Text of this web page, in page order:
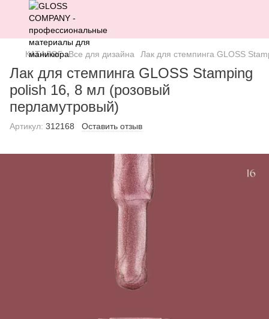
КАТАЛОГ Все для дизайна Лак для стемпинга GLOSS
Лак для стемпинга GLOSS Stamping
polish 16, 8 мл (розовый
перламутровый)
Артикул: 312168 Оставить отзыв